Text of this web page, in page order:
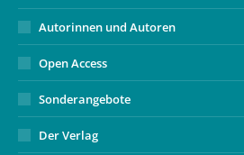
Autorinnen und Autoren
Open Access
Sonderangebote
Der Verlag